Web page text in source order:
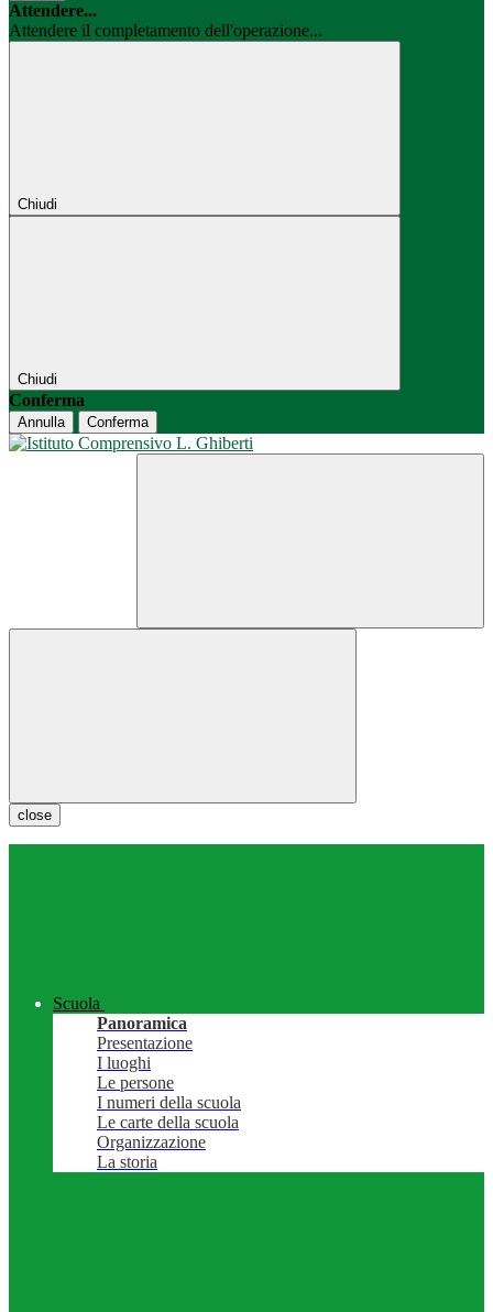
Attendere...
Attendere il completamento dell'operazione...
Chiudi
Chiudi
Conferma
Annulla Conferma
close
Scuola
Panoramica
Presentazione
I luoghi
Le persone
I numeri della scuola
Le carte della scuola
Organizzazione
La storia